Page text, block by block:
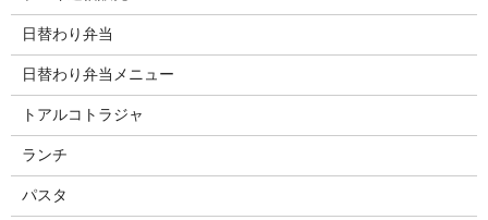
日替わり弁当
日替わり弁当メニュー
トアルコトラジャ
ランチ
パスタ